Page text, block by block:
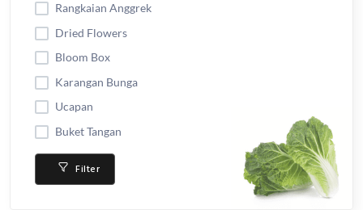
Rangkaian Anggrek
Dried Flowers
Bloom Box
Karangan Bunga
Ucapan
Buket Tangan
Filter